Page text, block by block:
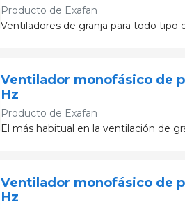
Producto de Exafan
Ventiladores de granja para todo tipo
Ventilador monofásico de
Hz
Producto de Exafan
El más habitual en la ventilación de
Ventilador monofásico de
Hz